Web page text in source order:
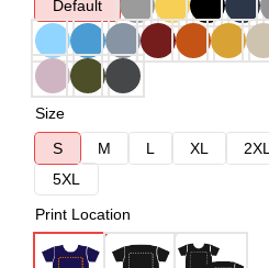
Default
Size
S
M L XL 2XL
5XL
Print Location